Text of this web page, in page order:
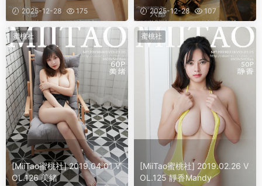
2025-12-28 175 2025-12-28 107
蜜桃社
[MiiTao蜜桃社] 2019.04.01 V
OL.126 美緒
蜜桃社
[MiiTao蜜桃社] 2019.02.26 V
OL.125 靜香Mandy